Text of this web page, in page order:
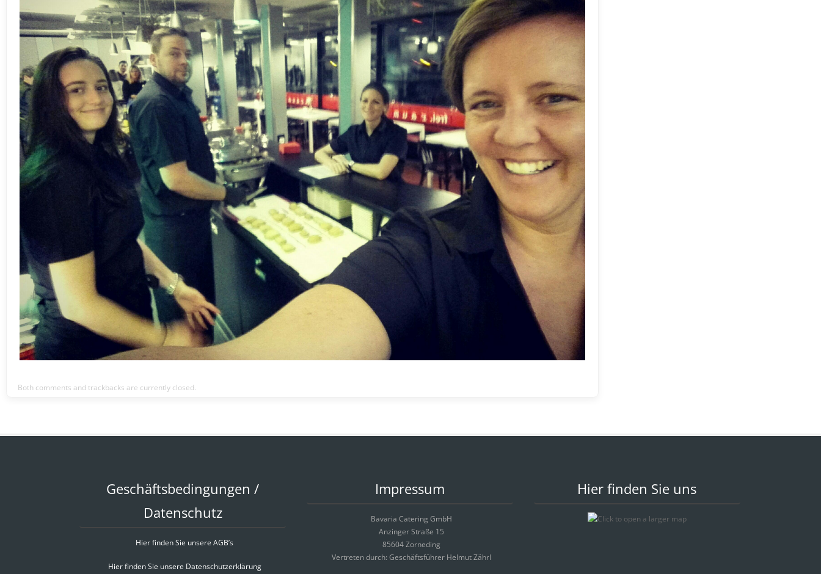
Both comments and trackbacks are currently closed.
Geschäftsbedingungen /
Datenschutz
Hier finden Sie unsere AGB’s
Hier finden Sie unsere Datenschutzerklärung
Impressum
Bavaria Catering GmbH
Anzinger Straße 15
85604 Zorneding
Vertreten durch: Geschäftsführer Helmut Zährl
Hier finden Sie uns